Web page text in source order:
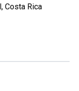
Costa Rica